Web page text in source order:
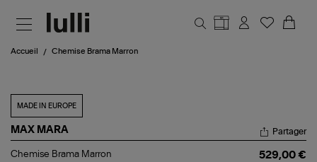
Accueil Chemise Brama Marron
MADE IN EUROPE
MAX MARA
Chemise
Partager
Chemise Brama Marron 529,00 €